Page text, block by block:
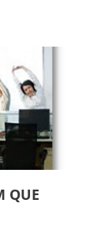
QUE